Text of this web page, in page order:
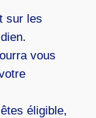
sur les
vous
éligible,